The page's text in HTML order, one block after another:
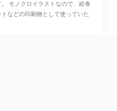
モノクロイラストなので、給食
などの印刷物として使っていた